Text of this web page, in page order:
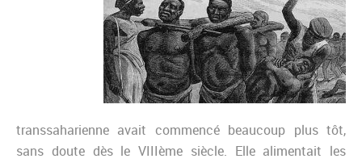
transsaharienne avait commencé beaucoup plus tôt,
sans doute dès le VIIIème siècle. Elle alimentait les